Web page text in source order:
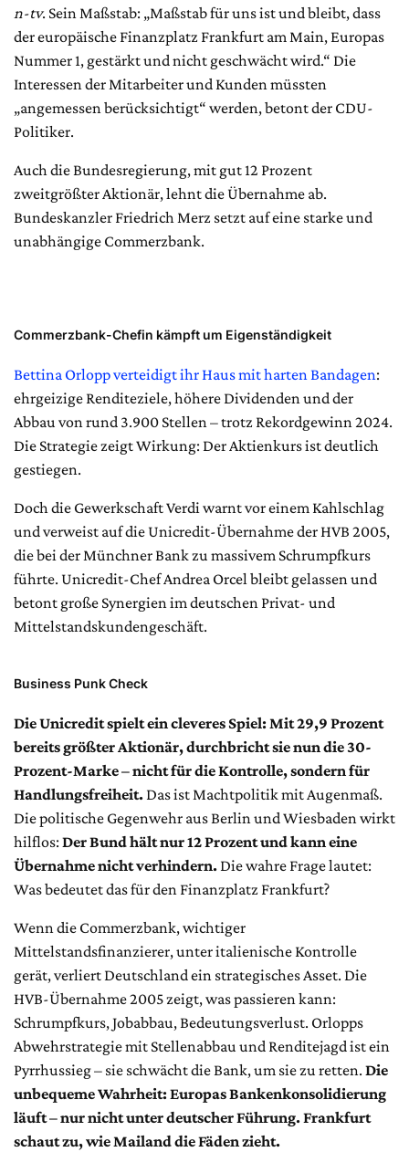
n-tv. Sein Maßstab: „Maßstab für uns ist und bleibt, dass
der europäische Finanzplatz Frankfurt am Main, Europas
Nummer 1, gestärkt und nicht geschwächt wird.“ Die
Interessen der Mitarbeiter und Kunden müssten
„angemessen berücksichtigt“ werden, betont der CDU-
Politiker.
Auch die Bundesregierung, mit gut 12 Prozent
zweitgrößter Aktionär, lehnt die Übernahme ab.
Bundeskanzler Friedrich Merz setzt auf eine starke und
unabhängige Commerzbank.
Commerzbank-Chefin kämpft um Eigenständigkeit
Bettina Orlopp verteidigt ihr Haus mit harten Bandagen:
ehrgeizige Renditeziele, höhere Dividenden und der
Abbau von rund 3.900 Stellen – trotz Rekordgewinn 2024.
Die Strategie zeigt Wirkung: Der Aktienkurs ist deutlich
gestiegen.
Doch die Gewerkschaft Verdi warnt vor einem Kahlschlag
und verweist auf die Unicredit-Übernahme der HVB 2005,
die bei der Münchner Bank zu massivem Schrumpfkurs
führte. Unicredit-Chef Andrea Orcel bleibt gelassen und
betont große Synergien im deutschen Privat- und
Mittelstandskundengeschäft.
Business Punk Check
Die Unicredit spielt ein cleveres Spiel: Mit 29,9 Prozent
bereits größter Aktionär, durchbricht sie nun die 30-
Prozent-Marke – nicht für die Kontrolle, sondern für
Handlungsfreiheit.Das ist Machtpolitik mit Augenmaß.
Die politische Gegenwehr aus Berlin und Wiesbaden wirkt
hilflos:Der Bund hält nur 12 Prozent und kann eine
Übernahme nicht verhindern.Die wahre Frage lautet:
Was bedeutet das für den Finanzplatz Frankfurt?
Wenn die Commerzbank, wichtiger
Mittelstandsfinanzierer, unter italienische Kontrolle
gerät, verliert Deutschland ein strategisches Asset. Die
HVB-Übernahme 2005 zeigt, was passieren kann:
Schrumpfkurs, Jobabbau, Bedeutungsverlust. Orlopps
Abwehrstrategie mit Stellenabbau und Renditejagd ist ein
Pyrrhussieg – sie schwächt die Bank, um sie zu retten. Die
unbequeme Wahrheit: Europas Bankenkonsolidierung
läuft – nur nicht unter deutscher Führung. Frankfurt
schaut zu, wie Mailand die Fäden zieht.